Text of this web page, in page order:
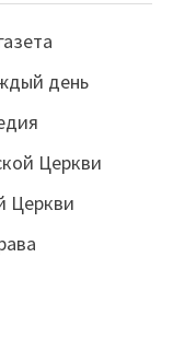
день
Церкви
Церкви